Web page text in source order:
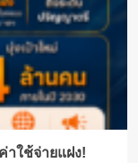
ใช้จ่ายแฝง!